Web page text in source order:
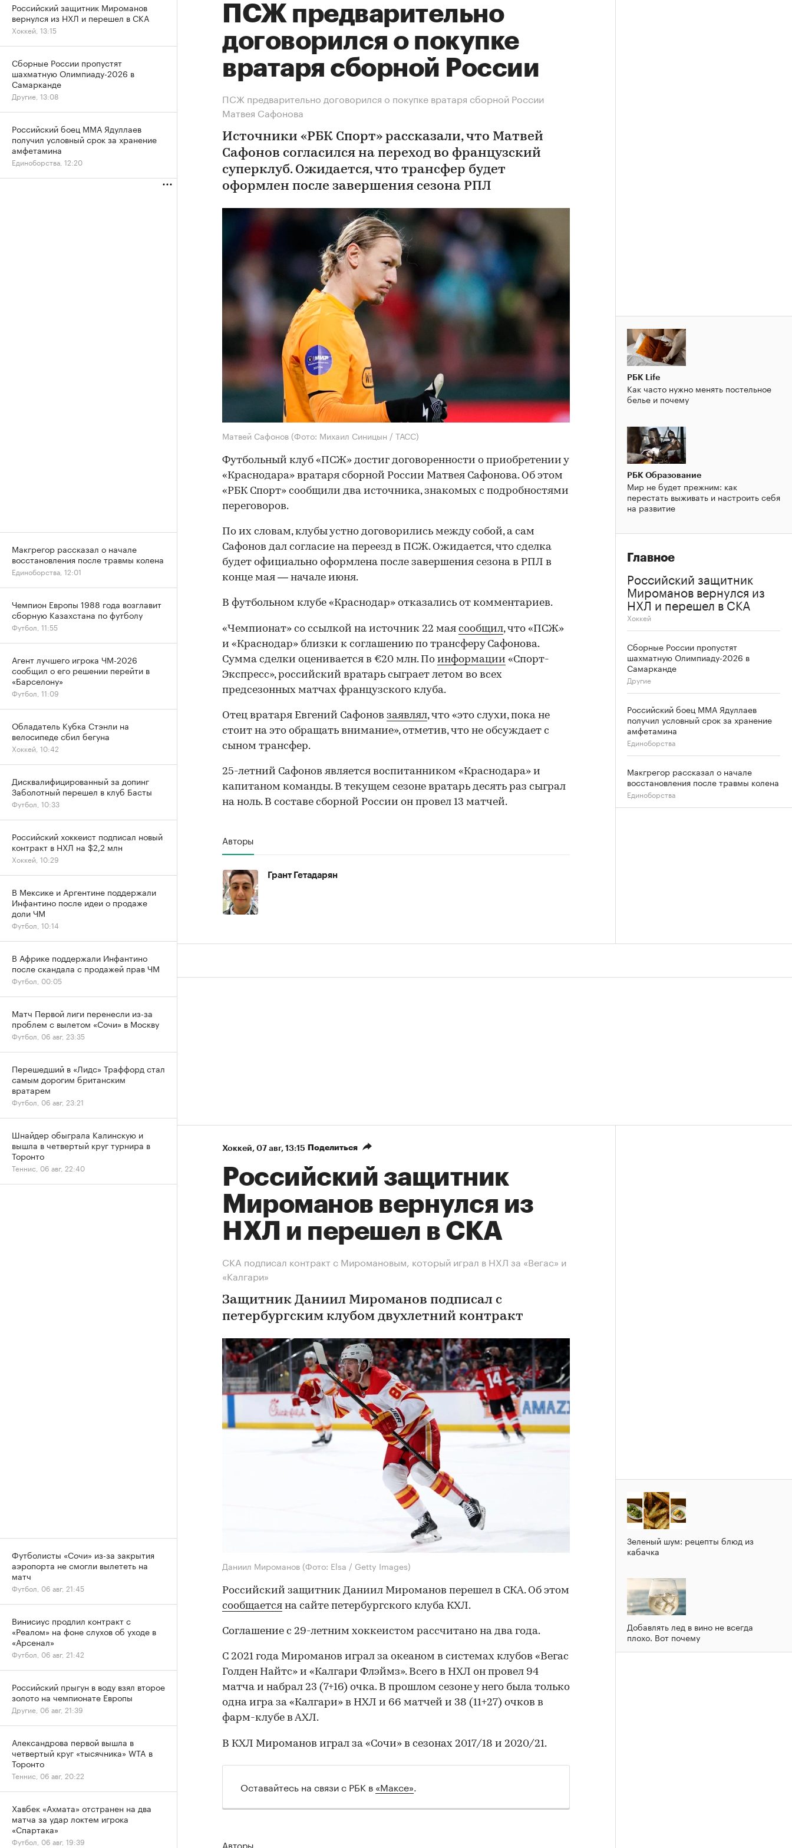
ПСЖ предварительно
договорился о покупке
вратаря сборной России
ПСЖ предварительно договорился о покупке вратаря сборной России
Матвея Сафонова
Источники «РБК Спорт» рассказали, что Матвей
Сафонов согласился на переход во французский
суперклуб. Ожидается, что трансфер будет
оформлен после завершения сезона РПЛ
Матвей Сафонов (Фото: Михаил Синицын / ТАСС)
Футбольный клуб «ПСЖ» достиг договоренности о приобретении у
«Краснодара» вратаря сборной России Матвея Сафонова. Об этом
«РБК Спорт» сообщили два источника, знакомых с подробностями
переговоров.
По их словам, клубы устно договорились между собой, а сам
Сафонов дал согласие на переезд в ПСЖ. Ожидается, что сделка
будет официально оформлена после завершения сезона в РПЛ в
конце мая — начале июня.
В футбольном клубе «Краснодар» отказались от комментариев.
00:00 / 00:00
«Чемпионат» со ссылкой на источник 22 мая сообщил, что «ПСЖ»
и «Краснодар» близки к соглашению по трансферу Сафонова.
Сумма сделки оценивается в €20 млн. По информации «Спорт-
Экспресс», российский вратарь сыграет летом во всех
предсезонных матчах французского клуба.
Отец вратаря Евгений Сафонов заявлял, что «это слухи, пока не
стоит на это обращать внимание», отметив, что не обсуждает с
сыном трансфер.
25-летний Сафонов является воспитанником «Краснодара» и
капитаном команды. В текущем сезоне вратарь десять раз сыграл
на ноль. В составе сборной России он провел 13 матчей.
Авторы
Грант Гетадарян
РБК Life
Как часто нужно менять постельное
белье и почему
РБК Образование
Мир не будет прежним: как
перестать выживать и настроить себя
на развитие
Главное
Российский защитник
Мироманов вернулся из
НХЛ и перешел в СКА
Хоккей
Сборные России пропустят
шахматную Олимпиаду-2026 в
Самарканде
Другие
Российский боец ММА Ядуллаев
получил условный срок за хранение
амфетамина
Единоборства
Макгрегор рассказал о начале
восстановления после травмы колена
Единоборства
Хоккей⁠, 07 авг, 13:15 Поделиться
Российский защитник
Мироманов вернулся из
НХЛ и перешел в СКА
СКА подписал контракт с Миромановым, который играл в НХЛ за «Вегас» и
«Калгари»
Защитник Даниил Мироманов подписал с
петербургским клубом двухлетний контракт
Даниил Мироманов (Фото: Elsa / Getty Images)
Российский защитник Даниил Мироманов перешел в СКА. Об этом
сообщается на сайте петербургского клуба КХЛ.
Соглашение с 29-летним хоккеистом рассчитано на два года.
С 2021 года Мироманов играл за океаном в системах клубов «Вегас
Голден Найтс» и «Калгари Флэймз». Всего в НХЛ он провел 94
матча и набрал 23 (7+16) очка. В прошлом сезоне у него была только
одна игра за «Калгари» в НХЛ и 66 матчей и 38 (11+27) очков в
фарм-клубе в АХЛ.
В КХЛ Мироманов играл за «Сочи» в сезонах 2017/18 и 2020/21.
Оставайтесь на связи с РБК в «Максе»
Авторы
Зеленый шум: рецепты блюд из
кабачка
Добавлять лед в вино не всегда
плохо. Вот почему
Российский защитник Мироманов
вернулся из НХЛ и перешел в СКА
Хоккей, 13:15
Сборные России пропустят
шахматную Олимпиаду-2026 в
Самарканде
Другие, 13:08
Российский боец ММА Ядуллаев
получил условный срок за хранение
амфетамина
Единоборства, 12:20
Макгрегор рассказал о начале
восстановления после травмы колена
Единоборства, 12:01
Чемпион Европы 1988 года возглавит
сборную Казахстана по футболу
Футбол, 11:55
Агент лучшего игрока ЧМ-2026
сообщил о его решении перейти в
«Барселону»
Футбол, 11:09
Обладатель Кубка Стэнли на
велосипеде сбил бегуна
Хоккей, 10:42
Дисквалифицированный за допинг
Заболотный перешел в клуб Басты
Футбол, 10:33
Российский хоккеист подписал новый
контракт в НХЛ на $2,2 млн
Хоккей, 10:29
В Мексике и Аргентине поддержали
Инфантино после идеи о продаже
доли ЧМ
Футбол, 10:14
В Африке поддержали Инфантино
после скандала с продажей прав ЧМ
Футбол, 00:05
Матч Первой лиги перенесли из-за
проблем с вылетом «Сочи» в Москву
Футбол, 06 авг, 23:35
Перешедший в «Лидс» Траффорд стал
самым дорогим британским
вратарем
Футбол, 06 авг, 23:21
Шнайдер обыграла Калинскую и
вышла в четвертый круг турнира в
Торонто
Теннис, 06 авг, 22:40
Футболисты «Сочи» из-за закрытия
аэропорта не смогли вылететь на
матч
Футбол, 06 авг, 21:45
Винисиус продлил контракт с
«Реалом» на фоне слухов об уходе в
«Арсенал»
Футбол, 06 авг, 21:42
Российский прыгун в воду взял второе
золото на чемпионате Европы
Другие, 06 авг, 21:39
Александрова первой вышла в
четвертый круг «тысячника» WTA в
Торонто
Теннис, 06 авг, 20:22
Хавбек «Ахмата» отстранен на два
матча за удар локтем игрока
«Спартака»
Футбол, 06 авг, 19:39